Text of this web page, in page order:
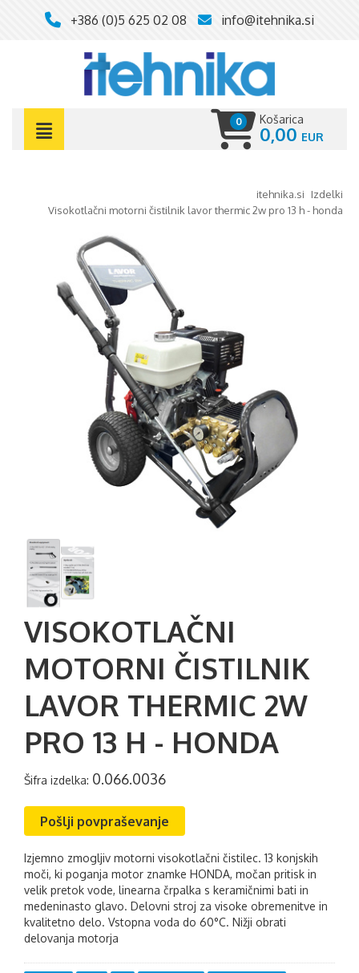
+386 (0)5 625 02 08 info@itehnika.si
Košarica
0
0,00
itehnika.si
izdelki
visokotlačni motorni čistilnik lavor thermic 2w pro 13 h - honda
VISOKOTLAČNI
MOTORNI ČISTILNIK
LAVOR THERMIC 2W
PRO 13 H - HONDA
Šifra izdelka: 0.066.0036
Pošlji povpraševanje
Izjemno zmogljiv motorni visokotlačni čistilec. 13 konjskih
moči, ki poganja motor znamke HONDA, močan pritisk in
velik pretok vode, linearna črpalka s keramičnimi bati in
medeninasto glavo. Delovni stroj za visoke obremenitve in
kvalitetno delo. Vstopna voda do 60°C. Nižji obrati
delovanja motorja